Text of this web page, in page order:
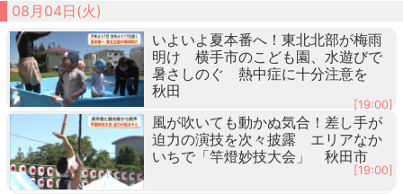
08月04日(火)
いよいよ夏本番へ！東北北部が梅雨
明け 横手市のこども園、水遊びで
暑さしのぐ 熱中症に十分注意を
秋田
[19:00]
風が吹いても動かぬ気合！差し手が
迫力の演技を次々披露 エリアなか
いちで「竿燈妙技大会」 秋田市
[19:00]